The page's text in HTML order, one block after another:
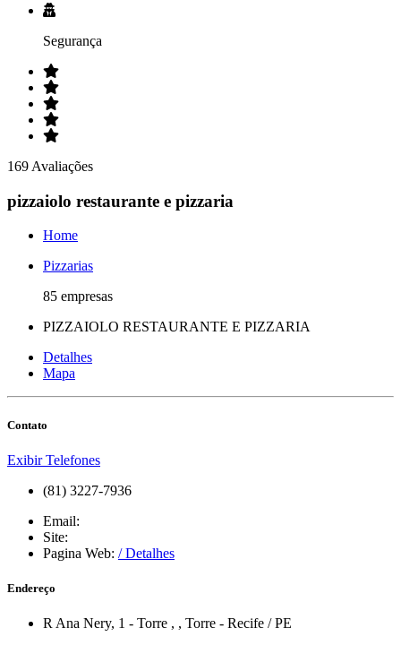
Segurança
169 Avaliações
pizzaiolo restaurante e pizzaria
Home
Pizzarias
85 empresas
PIZZAIOLO RESTAURANTE E PIZZARIA
Detalhes
Mapa
Contato
Exibir Telefones
(81) 3227-7936
Email:
Site:
Pagina Web: / Detalhes
Endereço
R Ana Nery, 1 - Torre , , Torre - Recife /PE